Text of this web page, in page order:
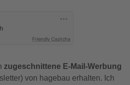
Friendly Captcha
zugeschnittene E-Mail-Werbung
von hagebau erhalten. Ich